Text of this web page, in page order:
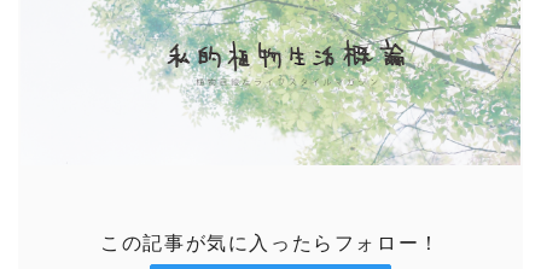
この記事が気に入ったらフォロー！